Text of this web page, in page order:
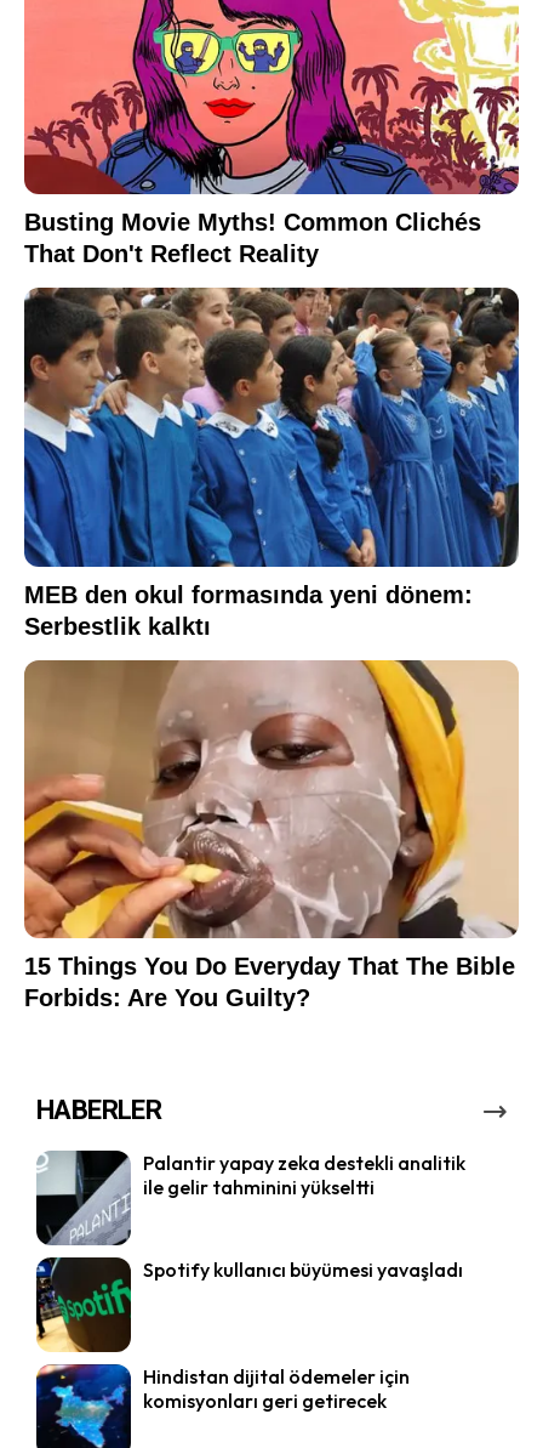
HABERLER
Palantir yapay zeka destekli analitik
ile gelir tahminini yükseltti
Spotify kullanıcı büyümesi yavaşladı
Hindistan dijital ödemeler için
komisyonları geri getirecek